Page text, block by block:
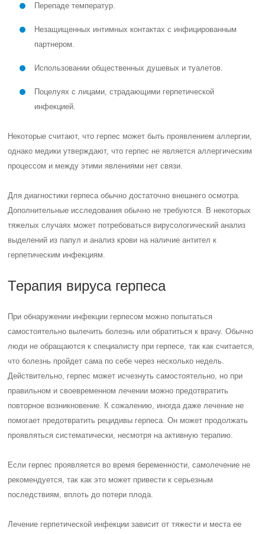
Перепаде температур.
Незащищенных интимных контактах с инфицированным
партнером.
Использовании общественных душевых и туалетов.
Поцелуях с лицами, страдающими герпетической
инфекцией.
Некоторые считают, что герпес может быть проявлением аллергии,
однако медики утверждают, что герпес не является аллергическим
процессом и между этими явлениями нет связи.
Для диагностики герпеса обычно достаточно внешнего осмотра.
Дополнительные исследования обычно не требуются. В некоторых
тяжелых случаях может потребоваться вирусологический анализ
выделений из папул и анализ крови на наличие антител к
герпетическим инфекциям.
Терапия вируса герпеса
При обнаружении инфекции герпесом можно попытаться
самостоятельно вылечить болезнь или обратиться к врачу. Обычно
люди не обращаются к специалисту при герпесе, так как считается,
что болезнь пройдет сама по себе через несколько недель.
Действительно, герпес может исчезнуть самостоятельно, но при
правильном и своевременном лечении можно предотвратить
повторное возникновение. К сожалению, иногда даже лечение не
помогает предотвратить рецидивы герпеса. Он может продолжать
проявляться систематически, несмотря на активную терапию.
Если герпес проявляется во время беременности, самолечение не
рекомендуется, так как это может привести к серьезным
последствиям, вплоть до потери плода.
Лечение герпетической инфекции зависит от тяжести и места ее